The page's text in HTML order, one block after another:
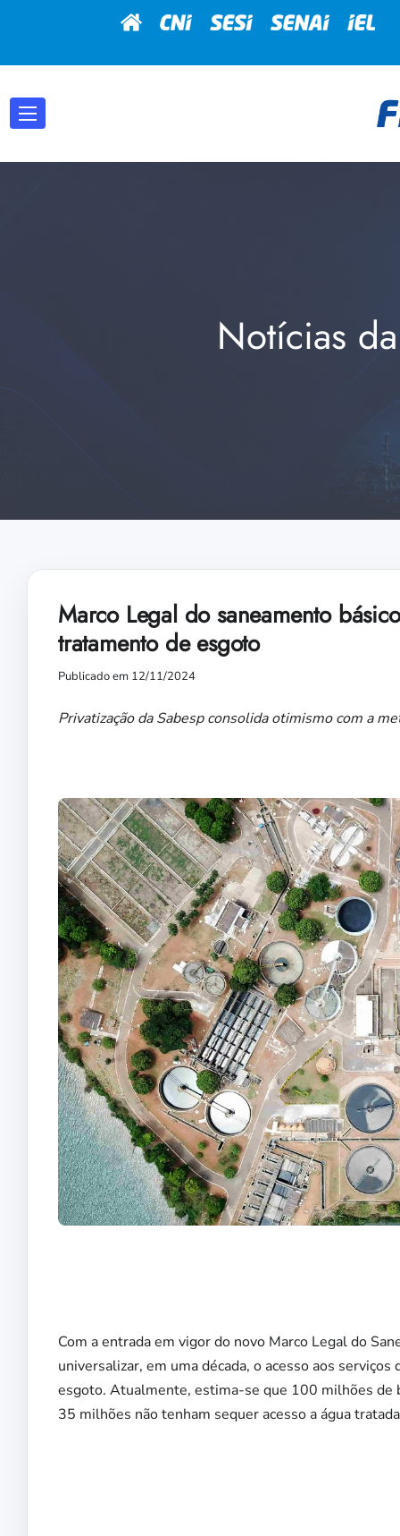
Notícias
Marco Legal do saneamento
tratamento de esgoto
Publicado em 12/11/2024
Privatização da Sabesp consolida otimismo com a
Com a entrada em vigor do novo Marco Legal do
universalizar, em uma década, o acesso aos
esgoto. Atualmente, estima-se que 100 milhões de
35 milhões não tenham sequer acesso a água